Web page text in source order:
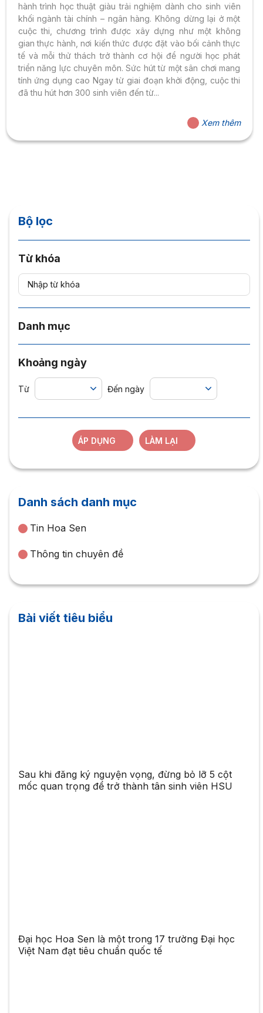
hành trình học thuật giàu trải nghiệm dành cho sinh viên
khối ngành tài chính – ngân hàng. Không dừng lại ở một
cuộc thi, chương trình được xây dựng như một không
gian thực hành, nơi kiến thức được đặt vào bối cảnh thực
tế và mỗi thử thách trở thành cơ hội để người học phát
triển năng lực chuyên môn. Sức hút từ một sân chơi mang
tính ứng dụng cao Ngay từ giai đoạn khởi động, cuộc thi
đã thu hút hơn 300 sinh viên đến từ...
Xem thêm
Bộ lọc
Từ khóa
Danh mục
Khoảng ngày
Từ Đến ngày
ÁP DỤNG LÀM LẠI
Danh sách danh mục
Tin Hoa Sen
Thông tin chuyên đề
Bài viết tiêu biểu
Sau khi đăng ký nguyện vọng, đừng bỏ lỡ 5 cột
mốc quan trọng để trở thành tân sinh viên HSU
Đại học Hoa Sen là một trong 17 trường Đại học
Việt Nam đạt tiêu chuẩn quốc tế